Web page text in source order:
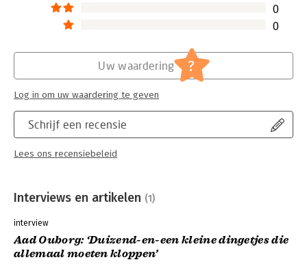
0
0
Schrijf een recensie
Lees ons recensiebeleid
Uw waardering ?
Log in om uw waardering te geven
Interviews en artikelen (1)
interview
Aad Ouborg: ‘Duizend-en-een kleine dingetjes die
allemaal moeten kloppen’